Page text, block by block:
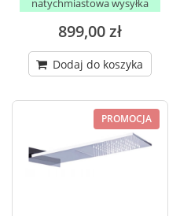
natychmiastowa wysyłka
899,00 zł
Dodaj do koszyka
PROMOCJA